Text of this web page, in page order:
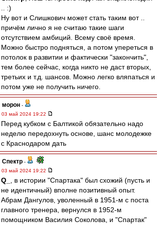
.. :)
Ну вот и Слишкович может стать таким вот ..
причём лично я не считаю такие шаги
отсутствием амбиций. Всему своё время.
Можно быстро подняться, а потом упереться в
потолок в развитии и фактически "закончить",
тем более сейчас, когда никто не даст вторых,
третьих и т.д. шансов. Можно легко вляпаться и
потом уже не получить ничего.
морон -
03 май 2024 19:22
Перед кубком с Балтикой обязательно надо
неделю передохнуть основе, шанс молодежке
с Краснодаром дать
Спектр -
03 май 2024 19:22
Q_
, в истории "Спартака" был схожий (пусть и
не идентичный) вполне позитивный опыт.
Абрам Дангулов, уволенный в 1951-м с поста
главного тренера, вернулся в 1952-м
помощником Василия Соколова, и "Спартак"